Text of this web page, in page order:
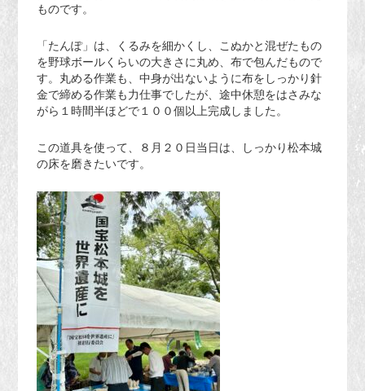
ものです。
「たんぽ」は、くるみを細かくし、こぬかと混ぜたもの
を野球ボールくらいの大きさに丸め、布で包んだもので
す。丸める作業も、中身が出ないように布をしっかり針
金で締める作業も力仕事でしたが、途中休憩をはさみな
がら１時間半ほどで１００個以上完成しました。
この道具を使って、８月２０日当日は、しっかり松本城
の床を磨きたいです。